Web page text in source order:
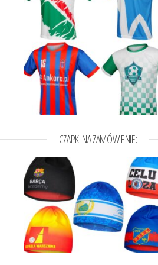
do 101,00zł
CZAPKI NA ZAMÓWIENIE: